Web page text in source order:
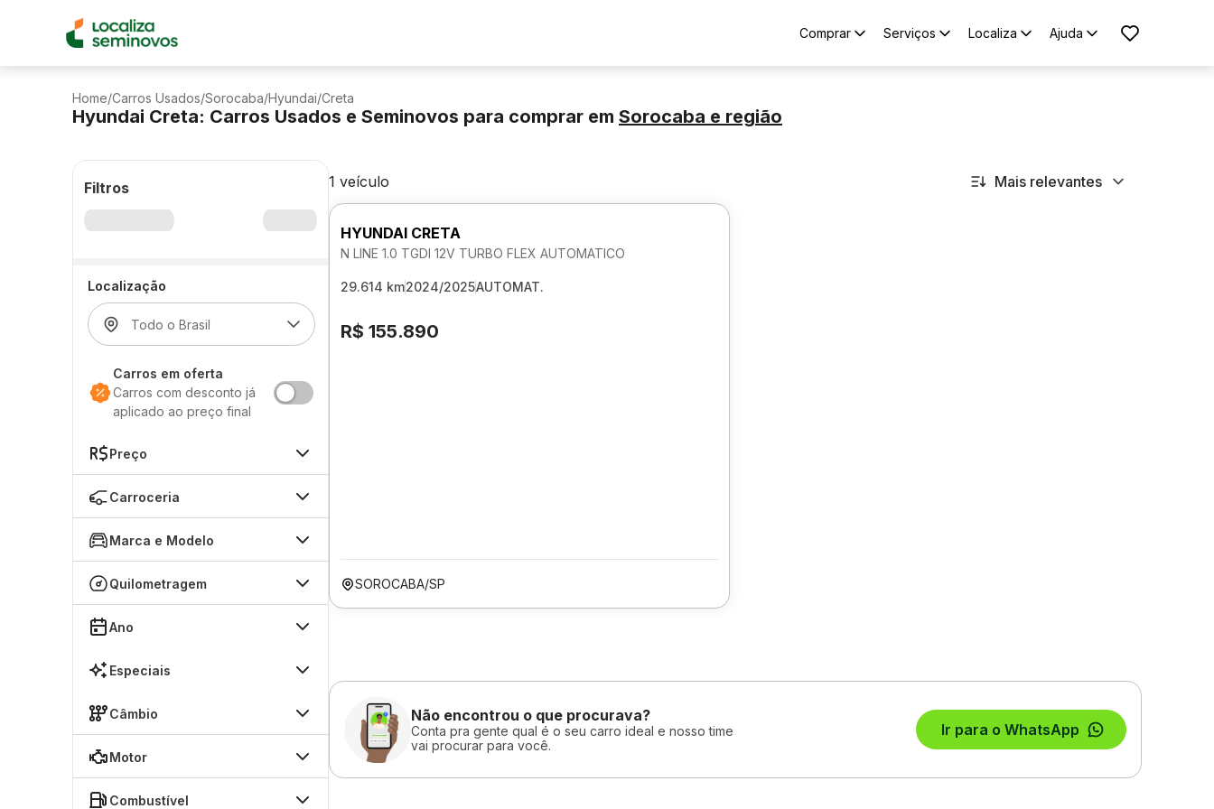
Comprar Serviços Localiza Ajuda
Home/Carros Usados/Sorocaba/Hyundai/Creta
Hyundai Creta: Carros Usados e Seminovos para comprar em Sorocaba e região
Filtros
Localização
Carros em oferta
Carros com desconto já
aplicado ao preço final
Preço
Carroceria
Marca e Modelo
Quilometragem
Ano
Especiais
Câmbio
Motor
Combustível
1 veículo Mais relevantes
HYUNDAI CRETA
N LINE 1.0 TGDI 12V TURBO FLEX AUTOMATICO
29.614 km2024/2025AUTOMAT.
R$ 155.890
SOROCABA/SP
Não encontrou o que procurava?
Conta pra gente qual é o seu carro ideal e nosso time
vai procurar para você.
Ir para o WhatsApp